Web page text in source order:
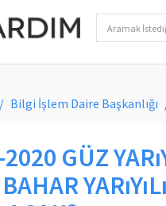
Bilgi İşlem Daire Başkanlığı
GÜZ